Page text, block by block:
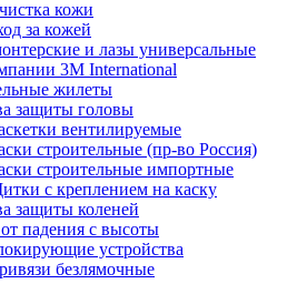
кожи
за кожей
и лазы универсальные
3М International
жилеты
защиты головы
вентилируемые
строительные (пр-во Россия)
строительные импортные
с креплением на каску
защиты коленей
падения с высоты
устройства
безлямочные